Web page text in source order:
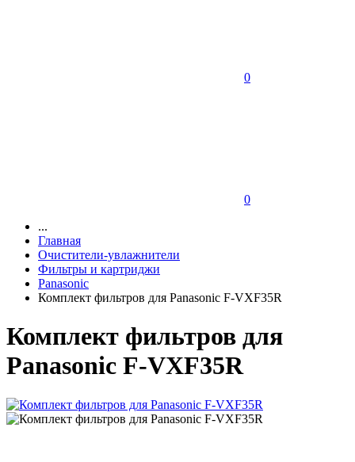
0
0
...
Главная
Очистители-увлажнители
Фильтры и картриджи
Panasonic
Комплект фильтров для Panasonic F-VXF35R
Комплект фильтров для
Panasonic F-VXF35R